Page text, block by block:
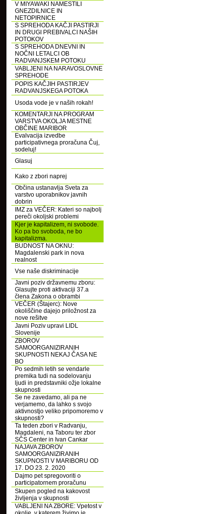
V MIYAWAKI NAMESTILI
GNEZDILNICE IN
NETOPIRNICE
S SPREHODA KAČJI PASTIRJI
IN DRUGI PREBIVALCI NAŠIH
POTOKOV
S SPREHODA DNEVNI IN
NOČNI LETALCI OB
RADVANJSKEM POTOKU
VABLJENI NA NARAVOSLOVNE
SPREHODE
POPIS KAČJIH PASTIRJEV
RADVANJSKEGA POTOKA
Usoda vode je v naših rokah!
KOMENTARJI NA PROGRAM
VARSTVA OKOLJA MESTNE
OBČINE MARIBOR
Evalvacija izvedbe
participativnega proračuna Čuj,
sodeluj!
Glasuj
Kako z zbori naprej
Občina ustanavlja Sveta za
varstvo uporabnikov javnih
dobrin
IMZ za VEČER: Kateri so najbolj
pereči okoljski problemi
Kjer je kapitalizem, ni svobode.
Ko pa bo svoboda, ne bo
kapitalizma.
BUDNOST NA OKNU:
Magdalenski park in nova
realnost
Vse naše diskriminacije
Javni poziv državnemu zboru:
Glasujte proti aktivaciji 37.a
člena Zakona o obrambi
VEČER (Štajerc): Nove
okoliščine dajejo priložnost za
nove rešitve
Javni Poziv upravi LIDL
Slovenije
ZBOROV
SAMOORGANIZIRANIH
SKUPNOSTI NEKAJ ČASA NE
BO
Po sedmih letih se vendarle
premika tudi na sodelovanju
ljudi in predstavniki ožje lokalne
skupnosti
Se ne zavedamo, ali pa ne
verjamemo, da lahko s svojo
aktivnostjo veliko pripomoremo v
skupnosti?
Ta teden zbori v Radvanju,
Magdaleni, na Taboru ter zbor
SČS Center in Ivan Cankar
NAJAVA ZBOROV
SAMOORGANIZIRANIH
SKUPNOSTI V MARIBORU OD
17. DO 23. 2. 2020
Dajmo pet spregovoriti o
participatornem proračunu
Skupen pogled na kakovost
življenja v skupnosti
VABLJENI NA ZBORE: Vpetost v